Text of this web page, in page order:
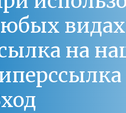
на